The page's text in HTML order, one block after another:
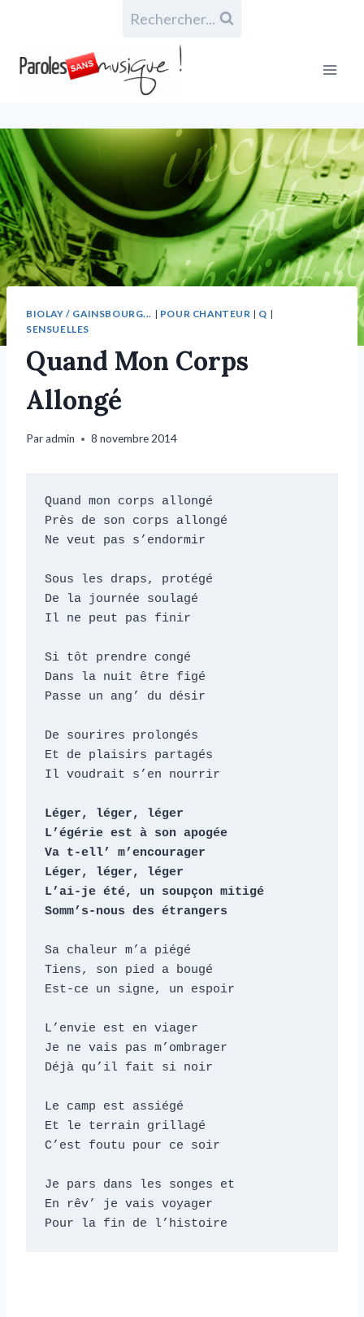
Rechercher...
BIOLAY / GAINSBOURG... | POUR CHANTEUR | Q |
SENSUELLES
Quand Mon Corps
Allongé
Paradmin 8 novembre 2014
Quand mon corps allongé
Près de son corps allongé
Ne veut pas s’endormir
Sous les draps, protégé
De la journée soulagé
Il ne peut pas finir
Si tôt prendre congé
Dans la nuit être figé
Passe un ang’ du désir
De sourires prolongés
Et de plaisirs partagés
Il voudrait s’en nourrir
Léger, léger, léger
L’égérie est à son apogée
Va t-ell’ m’encourager
Léger, léger, léger
L’ai-je été, un soupçon mitigé
Somm’s-nous des étrangers
Sa chaleur m’a piégé
Tiens, son pied a bougé
Est-ce un signe, un espoir
L’envie est en viager
Je ne vais pas m’ombrager
Déjà qu’il fait si noir
Le camp est assiégé
Et le terrain grillagé
C’est foutu pour ce soir
Je pars dans les songes et
En rêv’ je vais voyager
Pour la fin de l’histoire